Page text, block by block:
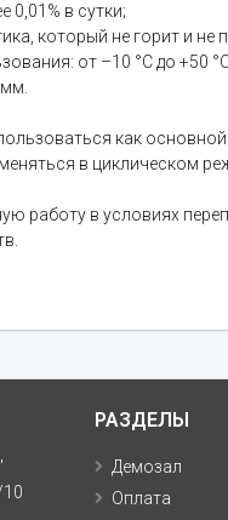
0,01% в сутки;
который не горит и не
от –10 °C до +50
как
в циклическом
работу в условиях
РАЗДЕЛЫ
Демозал
Оплата